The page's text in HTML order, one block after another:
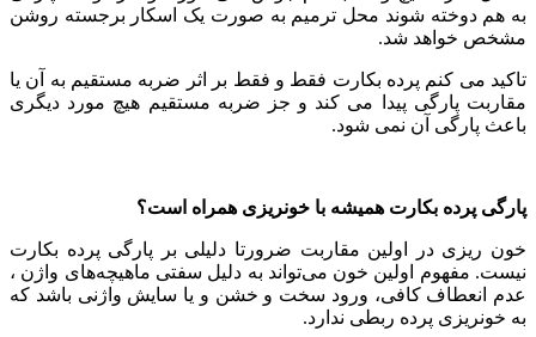
به هم دوخته شوند محل ترمیم به صورت یک اسکار برجسته روشن
مشخص خواهد شد.
تاکید می کنم پرده بکارت فقط و فقط بر اثر ضربه مستقیم به آن یا
مقاربت پارگی پیدا می کند و جز ضربه مستقیم هیچ مورد دیگری
باعث پارگی آن نمی شود.
پارگی پرده بکارت همیشه با خونریزی همراه است؟
خون ریزی در اولین مقاربت ضرورتا دلیلی بر پارگی پرده بکارت
نیست. مفهوم اولین خون می‌تواند به دلیل سفتی ماهیچه‌های واژن ،
عدم انعطاف کافی، ورود سخت و خشن و یا سایش واژنی باشد که
به خونریزی پرده ربطی ندارد.